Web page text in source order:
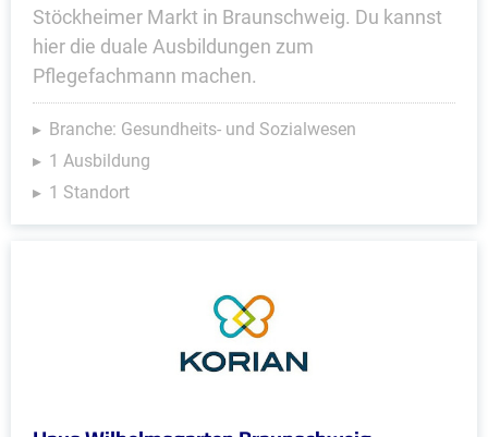
Stöckheimer Markt in Braunschweig. Du kannst
hier die duale Ausbildungen zum
Pflegefachmann machen.
Branche: Gesundheits- und Sozialwesen
1 Ausbildung
1 Standort